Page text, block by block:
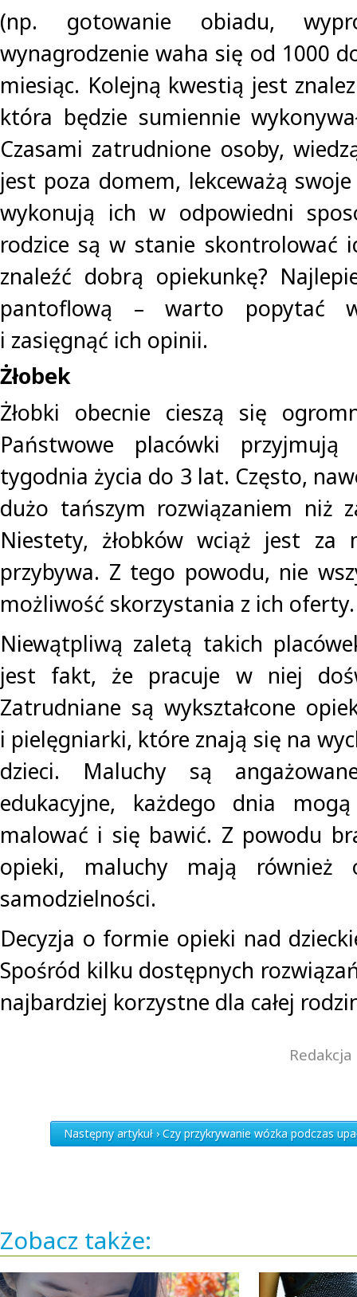
(np. gotowanie obiadu,
wynagrodzenie waha się od 1000
miesiąc. Kolejną kwestią jest
która będzie sumiennie
Czasami zatrudnione osoby,
jest poza domem, lekceważą
wykonują ich w odpowiedni
rodzice są w stanie skontrolować
znaleźć dobrą opiekunkę?
pantoflową – warto popytać
i zasięgnąć ich opinii.
Żłobek
Żłobki obecnie cieszą się
Państwowe placówki
tygodnia życia do 3 lat. Często,
dużo tańszym rozwiązaniem niż
Niestety, żłobków wciąż jest za
przybywa. Z tego powodu, nie
możliwość skorzystania z ich oferty.
Niewątpliwą zaletą takich
jest fakt, że pracuje w niej
Zatrudniane są wykształcone
i pielęgniarki, które znają się na
dzieci. Maluchy są
edukacyjne, każdego dnia
malować i się bawić. Z powodu
opieki, maluchy mają również
samodzielności.
Decyzja o formie opieki nad
Spośród kilku dostępnych
najbardziej korzystne dla całej
Następny artykuł › Czy przykrywanie wózka podczas
Zobacz także: